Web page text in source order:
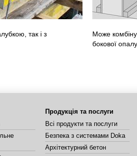
так і з
Може
бокової
Продукція та послуги
Всі продукти та послуги
Безпека з системами Doka
Архітектурний бетон